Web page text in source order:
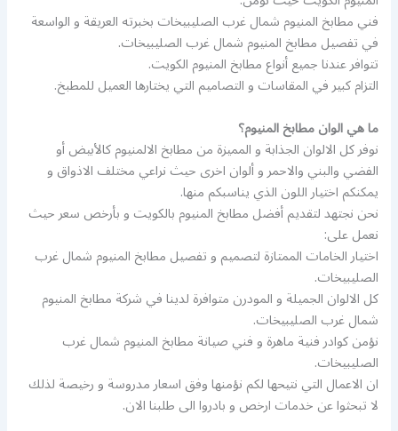
فني مطابخ المنيوم شمال غرب الصليبيخات بخبرته العريقة و الواسعة
في تفصيل مطابخ المنيوم شمال غرب الصليبيخات.
تتوافر عندنا جميع أنواع مطابخ المنيوم الكويت.
التزام كبير في المقاسات و التصاميم التي يختارها العميل للمطبخ.
ما هي الوان مطابخ المنيوم؟
نوفر كل الالوان الجذابة و المميزة من مطابخ الالمنيوم كالأبيض أو
الفضي والبني والاحمر و ألوان اخرى حيث نراعي مختلف الاذواق و
يمكنكم اختيار اللون الذي يناسبكم منها.
نحن نجتهد لتقديم أفضل مطابخ المنيوم بالكويت و بأرخص سعر حيث
نعمل على:
اختيار الخامات الممتازة لتصميم و تفصيل مطابخ المنيوم شمال غرب
الصليبيخات.
كل الالوان الجميلة و المودرن متوافرة لدينا في شركة مطابخ المنيوم
شمال غرب الصليبيخات.
نؤمن كوادر فنية ماهرة و فني صيانة مطابخ المنيوم شمال غرب
الصليبيخات.
ان الاعمال التي نتيحها لكم نؤمنها وفق اسعار مدروسة و رخيصة لذلك
لا تبحثوا عن خدمات ارخص و بادروا الى طلبنا الان.